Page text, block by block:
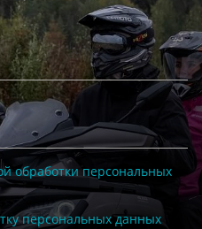
обработки персональных
персональных данных